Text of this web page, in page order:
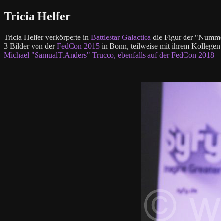
Tricia Helfer
Tricia Helfer verkörperte in Battlestar Galactica die Figur der
3 Bilder von derFedCon 2015 in Bonn, teilweise mit ihrem
Michael "SamualT.Anders" Trucco, ebenfalls auf derFedCon 2018